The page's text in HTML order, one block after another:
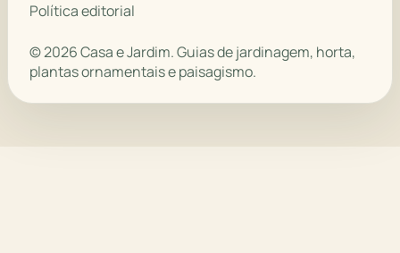
Política editorial
© 2026 Casa e Jardim. Guias de jardinagem, horta,
plantas ornamentais e paisagismo.